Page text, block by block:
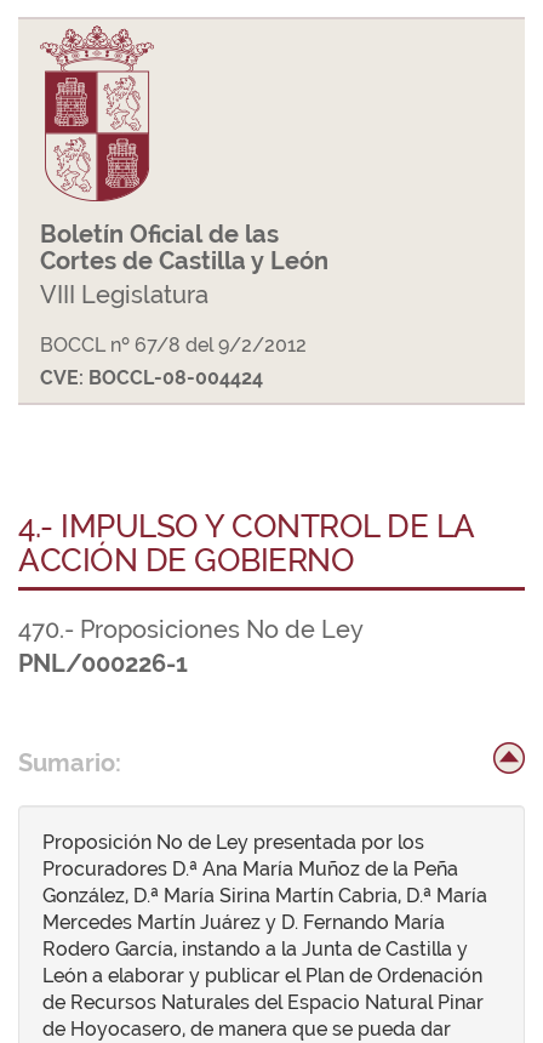
Boletín Oficial de las
Cortes de Castilla y León
VIII Legislatura
BOCCL nº 67/8 del 9/2/2012
CVE: BOCCL-08-004424
4.- IMPULSO Y CONTROL DE LA
ACCIÓN DE GOBIERNO
470.- Proposiciones No de Ley
PNL/000226-1
Sumario:
Proposición No de Ley presentada por los
Procuradores D.ª Ana María Muñoz de la Peña
González, D.ª María Sirina Martín Cabria, D.ª María
Mercedes Martín Juárez y D. Fernando María
Rodero García, instando a la Junta de Castilla y
León a elaborar y publicar el Plan de Ordenación
de Recursos Naturales del Espacio Natural Pinar
de Hoyocasero, de manera que se pueda dar